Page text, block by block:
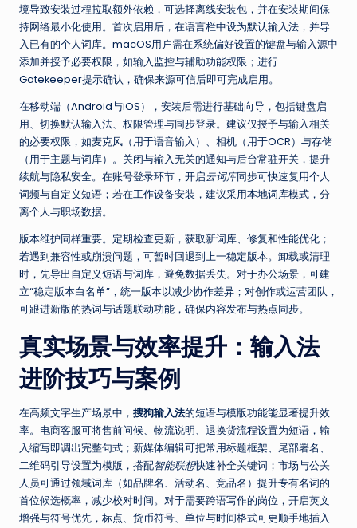
境导致安装过程拉取额外依赖，可选择离线安装包，并在安装期间保
持网络最小化使用。首次启用后，在语言栏中设为默认输入法，并导
入已有的个人词库。macOS用户需在系统偏好设置的键盘与输入源中
添加并授予必要权限，如输入监控与辅助功能权限；进行
Gatekeeper提示确认，确保来源可信后即可完成启用。
在移动端（Android与iOS），安装后需进行基础向导，包括键盘启
用、切换默认输入法、权限管理与同步登录。建议仅授予与输入相关
的必要权限，如麦克风（用于语音输入）、相机（用于OCR）与存储
（用于主题与词库）。关闭与输入无关的通知与后台常驻开关，提升
续航与隐私安全。在账号登录环节，开启云词库同步可快速复用个人
词频与自定义短语；若在工作设备安装，建议采用本地词库模式，分
离个人与职场数据。
版本维护同样重要。定期检查更新，获取新词库、修复和性能优化；
若遇到兼容性或崩溃问题，可暂时回退到上一稳定版本。卸载或清理
时，先导出自定义短语与词库，避免数据丢失。对于办公场景，可建
立“稳定版本白名单”，统一版本以减少协作差异；对创作或运营团队，
可跟进新版的热词与话题联动功能，确保内容发布与热点同步。
真实场景与效率提升：输入法
进阶技巧与案例
在高频文字生产场景中， 搜狗输入法的短语与模版功能能显著提升效
率。电商客服可将售前问候、物流说明、退换货流程设置为短语，输
入缩写即调出完整句式；新媒体编辑可把常用标题框架、尾部署名、
二维码引导设置为模版，搭配智能联想快速补全关键词；市场与公关
人员可通过领域词库（如品牌名、活动名、竞品名）提升专有名词的
首位候选概率，减少校对时间。对于需要跨语写作的岗位，开启英文
增强与符号优先，标点、货币符号、单位与时间格式可更顺手地插入